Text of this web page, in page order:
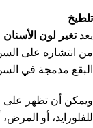
تلطيخ
يعدتغير لون الأسنان
من انتشاره على
البقع مدمجة في
ويمكن أن تظهر على
للفلورايد، أو